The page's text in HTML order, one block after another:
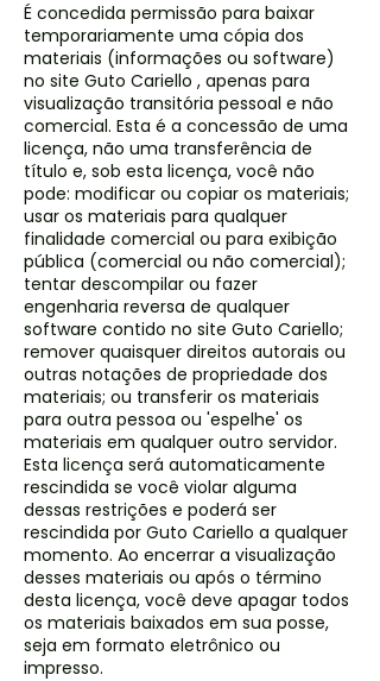
É concedida permissão para baixar
temporariamente uma cópia dos
materiais (informações ou software)
no site Guto Cariello , apenas para
visualização transitória pessoal e não
comercial. Esta é a concessão de uma
licença, não uma transferência de
título e, sob esta licença, você não
pode: modificar ou copiar os materiais;
usar os materiais para qualquer
finalidade comercial ou para exibição
pública (comercial ou não comercial);
tentar descompilar ou fazer
engenharia reversa de qualquer
software contido no site Guto Cariello;
remover quaisquer direitos autorais ou
outras notações de propriedade dos
materiais; ou transferir os materiais
para outra pessoa ou 'espelhe' os
materiais em qualquer outro servidor.
Esta licença será automaticamente
rescindida se você violar alguma
dessas restrições e poderá ser
rescindida por Guto Cariello a qualquer
momento. Ao encerrar a visualização
desses materiais ou após o término
desta licença, você deve apagar todos
os materiais baixados em sua posse,
seja em formato eletrônico ou
impresso.